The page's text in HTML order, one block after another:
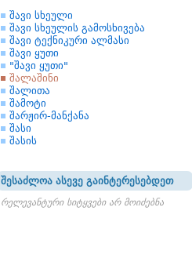
შავი სხეული
შავი სხეულის გამოსხივება
შავი ტექნიკური ალმასი
შავი ყუთი
"შავი ყუთი"
შალაშინი
შალითა
შამოტი
შარჟირ-მანქანა
შასი
შასის
შესაძლოა ასევე გაინტერესებდეთ
რელევანტური სიტყვები არ მოიძებნა